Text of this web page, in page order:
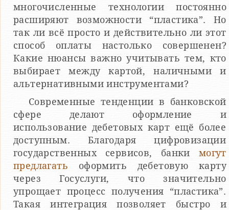
многочисленные технологии постоянно
расширяют возможности “пластика”. Но
так ли всё просто и действительно ли этот
способ оплаты настолько совершенен?
Какие нюансы важно учитывать тем, кто
выбирает между картой, наличными и
альтернативными инструментами?
Современные тенденции в банковской
сфере делают оформление и
использование дебетовых карт ещё более
доступным. Благодаря цифровизации
государственных сервисов, банки могут
предлагать оформить дебетовую карту
через Госуслуги, что значительно
упрощает процесс получения “пластика”.
Такая интеграция позволяет быстро и